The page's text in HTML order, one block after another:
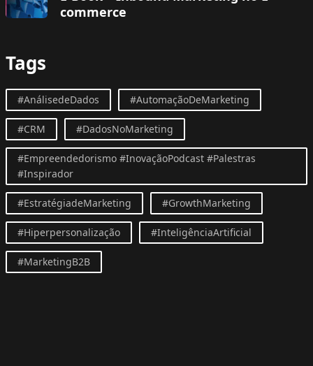
commerce
Tags
#AnálisedeDados #AutomaçãoDeMarketing
#CRM #DadosNoMarketing
#Empreendedorismo #InovaçãoPodcast #Palestras
#Inspirador
#EstratégiadeMarketing #GrowthMarketing
#Hiperpersonalização #InteligênciaArtificial
#MarketingB2B